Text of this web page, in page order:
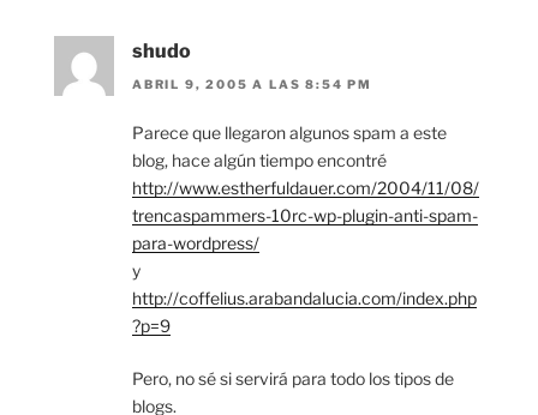
shudo
ABRIL 9, 2005 A LAS 8:54 PM
Parece que llegaron algunos spam a este
blog, hace algún tiempo encontré
http://www.estherfuldauer.com/2004/11/08/
trencaspammers-10rc-wp-plugin-anti-spam-
para-wordpress/
y
http://coffelius.arabandalucia.com/index.php
?p=9
Pero, no sé si servirá para todo los tipos de
blogs.